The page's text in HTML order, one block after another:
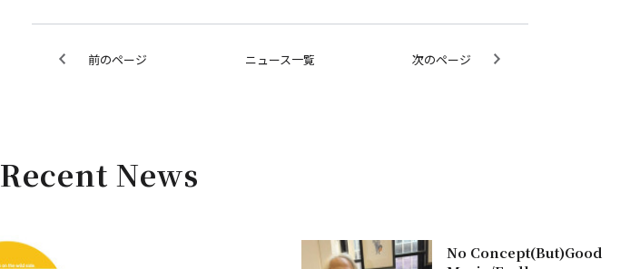
前のページ ニュース一覧 次のページ
Recent News
No Concept(But)Good